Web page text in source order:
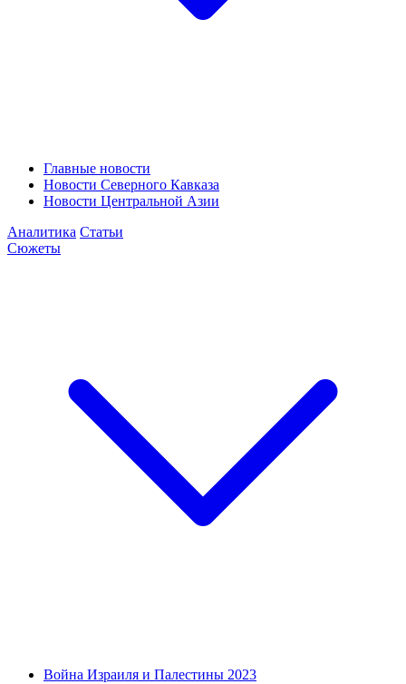
Главные новости
Новости Северного Кавказа
Новости Центральной Азии
Аналитика Статьи
Сюжеты
Война Израиля и Палестины 2023